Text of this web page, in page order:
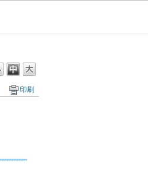
印刷